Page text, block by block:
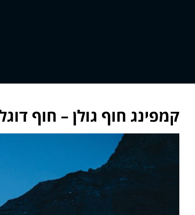
קמפינג חוף גולן – חוף